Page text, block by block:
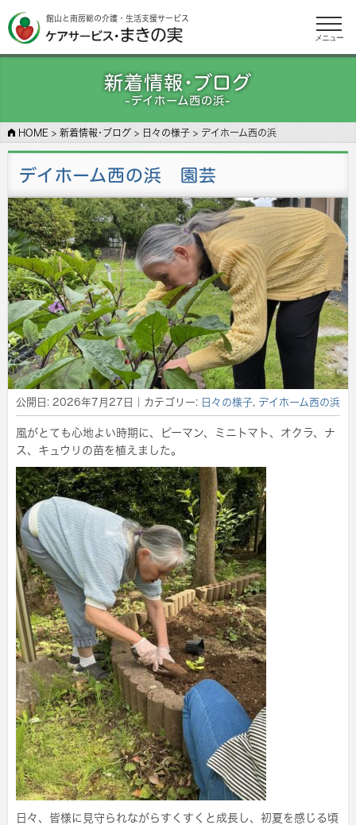
館山と南房総の介護・生活支援サービス
メニュー
新着情報･ブログ
-デイホーム西の浜-
HOME > 新着情報･ブログ > 日々の様子 > デイホーム西の浜
デイホーム西の浜 園芸
公開日: 2026年7月27日 ｜カテゴリー: 日々の様子, デイホーム西の浜
風がとても心地よい時期に、ピーマン、ミニトマト、オクラ、ナ
ス、キュウリの苗を植えました。
日々、皆様に見守られながらすくすくと成長し、初夏を感じる頃